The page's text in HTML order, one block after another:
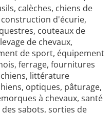
calèches, chiens de
d'écurie,
couteaux de
de chevaux,
de sport, équipement
ferrage, fournitures
littérature
optiques, pâturage,
à chevaux, santé
sabots, sorties de